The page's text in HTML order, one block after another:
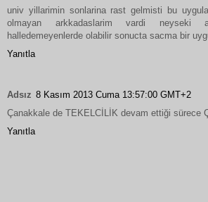
univ yillarimin sonlarina rast gelmisti bu
olmayan arkkadaslarim vardi neyseki
halledemeyenlerde olabilir sonucta sacma bir
Yanıtla
Adsız 8 Kasım 2013 Cuma 13:57:00 GMT+2
Çanakkale de TEKELCİLİK devam ettiği sürece
Yanıtla